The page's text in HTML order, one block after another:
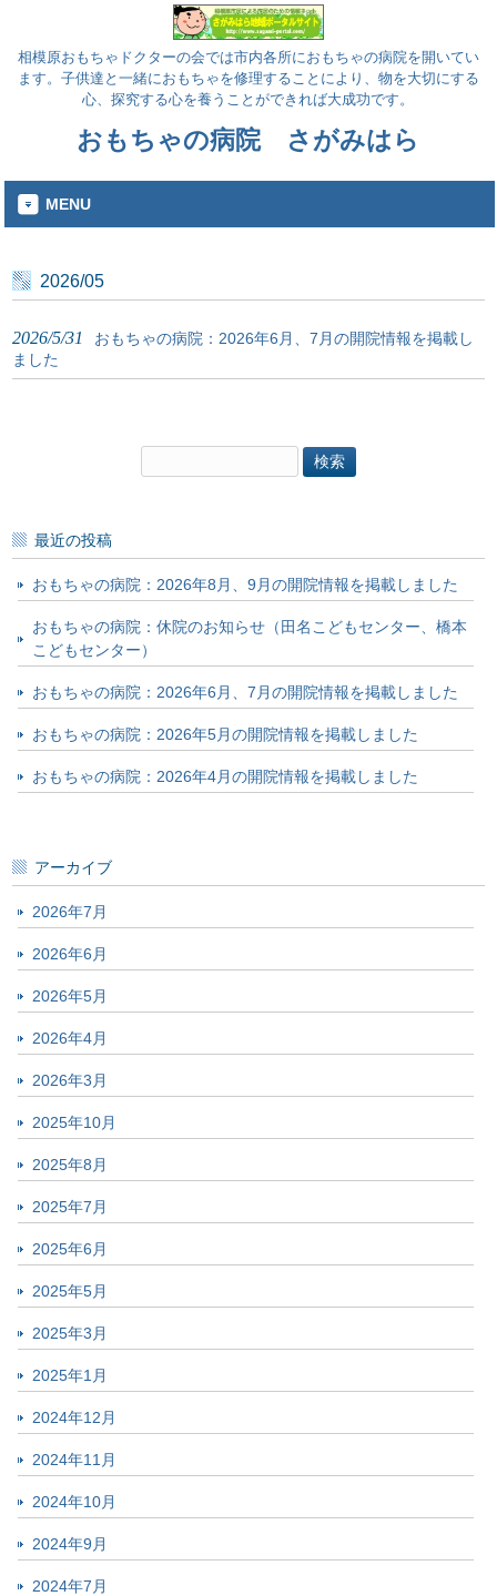
相模原おもちゃドクターの会では市内各所におもちゃの病院を開いてい
ます。子供達と一緒におもちゃを修理することにより、物を大切にする
心、探究する心を養うことができれば大成功です。
おもちゃの病院 さがみはら
MENU
2026/05
2026/5/31
おもちゃの病院：2026年6月、7月の開院情報を掲載し
ました
索:
最近の投稿
おもちゃの病院：2026年8月、9月の開院情報を掲載しました
おもちゃの病院：休院のお知らせ（田名こどもセンター、橋本
こどもセンター）
おもちゃの病院：2026年6月、7月の開院情報を掲載しました
おもちゃの病院：2026年5月の開院情報を掲載しました
おもちゃの病院：2026年4月の開院情報を掲載しました
アーカイブ
2026年7月
2026年6月
2026年5月
2026年4月
2026年3月
2025年10月
2025年8月
2025年7月
2025年6月
2025年5月
2025年3月
2025年1月
2024年12月
2024年11月
2024年10月
2024年9月
2024年7月